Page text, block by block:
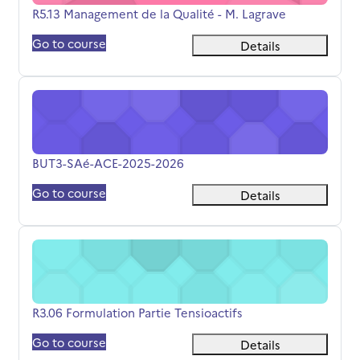
Titolo del corso
R5.13 Management de la Qualité - M. Lagrave
Go to course
Details
BUT3-SAé-ACE-2025-2026
Titolo del corso
BUT3-SAé-ACE-2025-2026
Go to course
Details
R3.06 Formulation Partie Tensioactifs
Titolo del corso
R3.06 Formulation Partie Tensioactifs
Go to course
Details